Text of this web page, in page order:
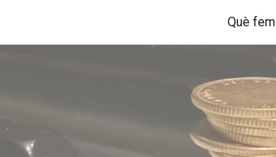
Skip to navigation
Què fem